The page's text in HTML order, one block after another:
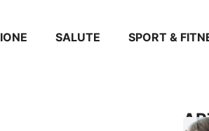
SALUTE SPORT &